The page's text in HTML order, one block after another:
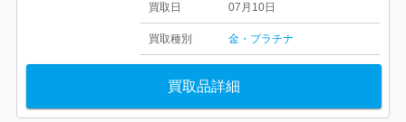
買取日 07月10日
買取種別 金・プラチナ
買取品詳細